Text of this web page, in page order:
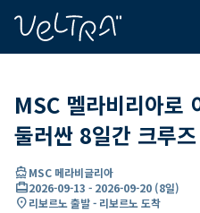
MSC 멜라비리아로
둘러싼 8일간 크루즈
directions_boatMSC 메라비글리아
card_travel2026-09-13 - 2026-09-20 (8일)
location_on리보르노 출발 - 리보르노 도착